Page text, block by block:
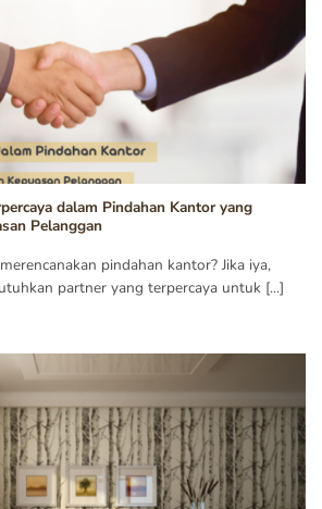
dalam Pindahan Kantor yang
Pelanggan
pindahan kantor? Jika iya,
partner yang terpercaya untuk [...]